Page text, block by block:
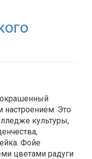
окрашенный
Это
культуры,
Фойе
цветами радуги